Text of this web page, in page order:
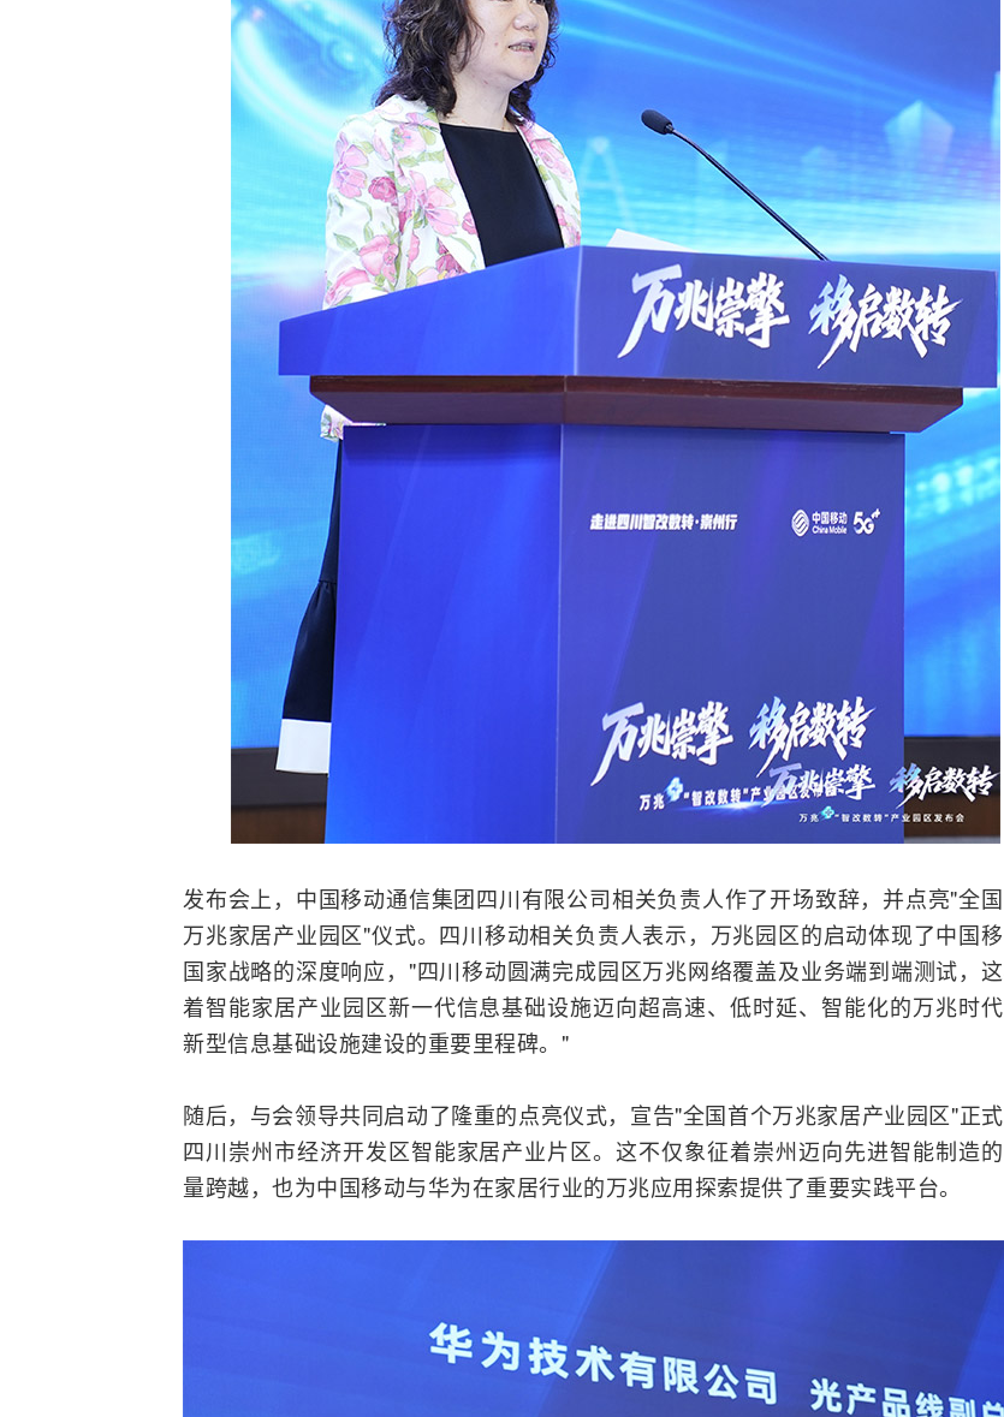
发布会上，中国移动通信集团四川有限公司相关负责人作了开场致辞，并点亮"全
万兆家居产业园区"仪式。四川移动相关负责人表示，万兆园区的启动体现了中国
国家战略的深度响应，"四川移动圆满完成园区万兆网络覆盖及业务端到端测试，
着智能家居产业园区新一代信息基础设施迈向超高速、低时延、智能化的万兆时
新型信息基础设施建设的重要里程碑。"
随后，与会领导共同启动了隆重的点亮仪式，宣告"全国首个万兆家居产业园区"正
四川崇州市经济开发区智能家居产业片区。这不仅象征着崇州迈向先进智能制造
量跨越，也为中国移动与华为在家居行业的万兆应用探索提供了重要实践平台。